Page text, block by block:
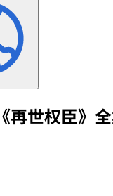
再世权臣》